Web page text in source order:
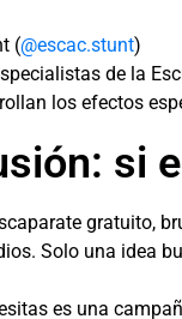
(@escac.stunt)
de la
los efectos
si
gratuito,
Solo una idea
es una